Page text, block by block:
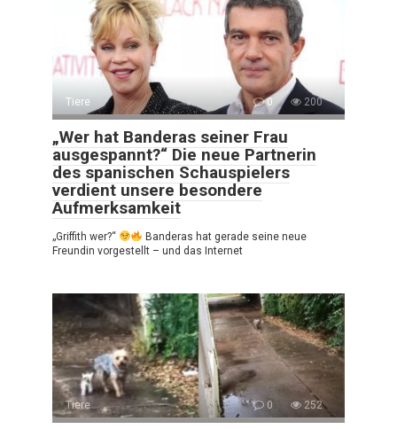
Tiere 0 200
„Wer hat Banderas seiner Frau
ausgespannt?“ Die neue Partnerin
des spanischen Schauspielers
verdient unsere besondere
Aufmerksamkeit
„Griffith wer?“
Banderas hat gerade seine neue
Freundin vorgestellt – und das Internet
Tiere 0 252